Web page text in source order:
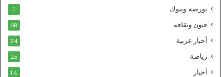
بورصة وبنوك 1
فنون وثقافة 68
أخبار عربية 34
رياضة 25
أخبار 14